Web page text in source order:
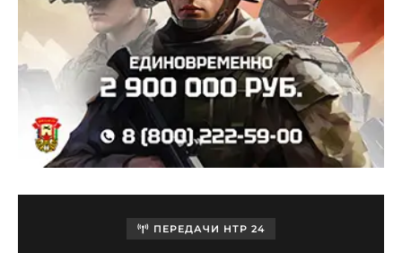
ПЕРЕДАЧИ НТР 24